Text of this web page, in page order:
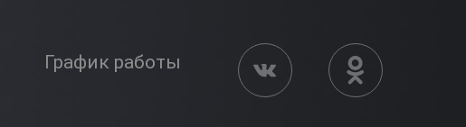
График работы